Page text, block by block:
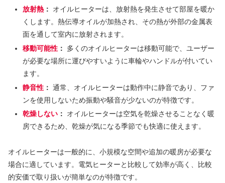
放射熱：
オイルヒーターは、放射熱を発生させて部屋を暖か
くします。熱伝導オイルが加熱され、その熱が外部の金属表
面を通して室内に放射されます。
移動可能性：
多くのオイルヒーターは移動可能で、ユーザー
が必要な場所に運びやすいように車輪やハンドルが付いてい
ます。
静音性： 通常、オイルヒーターは動作中に静音であり、ファ
ンを使用しないため振動や騒音が少ないのが特徴です。
乾燥しない：
オイルヒーターは空気を乾燥させることなく暖
房できるため、乾燥が気になる季節でも快適に使えます。
オイルヒーターは一般的に、小規模な空間や追加の暖房が必要な
場合に適しています。電気ヒーターと比較して効率が高く、比較
的安価で取り扱いが簡単なのが特徴です。